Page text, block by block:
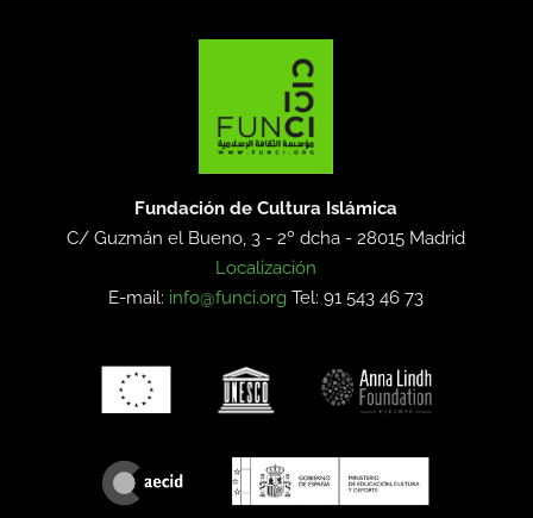
Fundación de Cultura Islámica
C/ Guzmán el Bueno, 3 - 2º dcha -28015 Madrid
Localización
E-mail: info@funci.org Tel: 91 543 46 73